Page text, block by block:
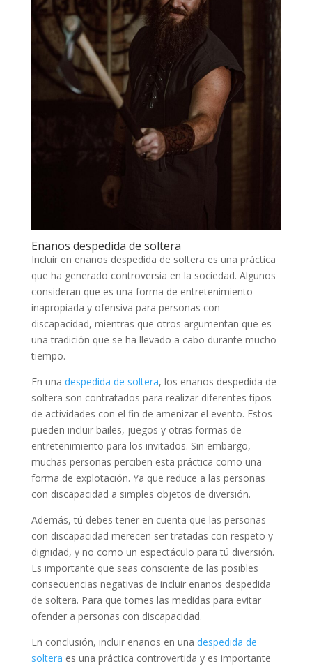
Enanos despedida de soltera
Incluir en enanos despedida de soltera es una práctica
que ha generado controversia en la sociedad. Algunos
consideran que es una forma de entretenimiento
inapropiada y ofensiva para personas con
discapacidad, mientras que otros argumentan que es
una tradición que se ha llevado a cabo durante mucho
tiempo.
En una despedida de soltera, los enanos despedida de
soltera son contratados para realizar diferentes tipos
de actividades con el fin de amenizar el evento. Estos
pueden incluir bailes, juegos y otras formas de
entretenimiento para los invitados. Sin embargo,
muchas personas perciben esta práctica como una
forma de explotación. Ya que reduce a las personas
con discapacidad a simples objetos de diversión.
Además, tú debes tener en cuenta que las personas
con discapacidad merecen ser tratadas con respeto y
dignidad, y no como un espectáculo para tú diversión.
Es importante que seas consciente de las posibles
consecuencias negativas de incluir enanos despedida
de soltera. Para que tomes las medidas para evitar
ofender a personas con discapacidad.
En conclusión, incluir enanos en una despedida de
soltera es una práctica controvertida y es importante